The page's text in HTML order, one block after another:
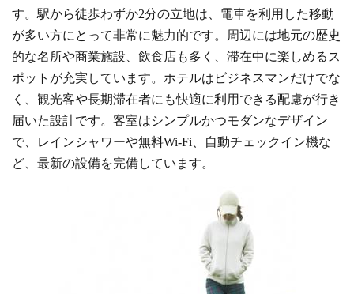
す。駅から徒歩わずか2分の立地は、電車を利用した移動
が多い方にとって非常に魅力的です。周辺には地元の歴史
的な名所や商業施設、飲食店も多く、滞在中に楽しめるス
ポットが充実しています。ホテルはビジネスマンだけでな
く、観光客や長期滞在者にも快適に利用できる配慮が行き
届いた設計です。客室はシンプルかつモダンなデザイン
で、レインシャワーや無料Wi-Fi、自動チェックイン機な
ど、最新の設備を完備しています。